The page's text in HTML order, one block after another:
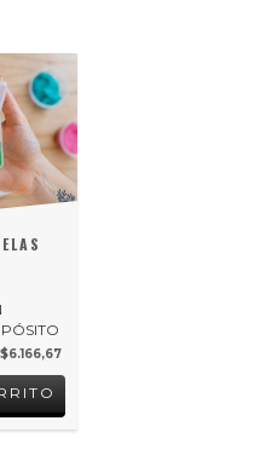
$6.166,67